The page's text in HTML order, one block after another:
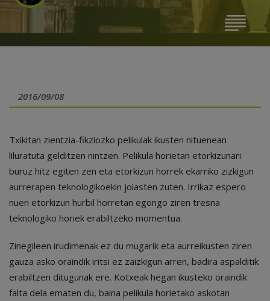
2016/09/08
Txikitan zientzia-fikziozko pelikulak ikusten nituenean
liluratuta gelditzen nintzen. Pelikula horietan etorkizunari
buruz hitz egiten zen eta etorkizun horrek ekarriko zizkigun
aurrerapen teknologikoekin jolasten zuten. Irrikaz espero
nuen etorkizun hurbil horretan egongo ziren tresna
teknologiko horiek erabiltzeko momentua.
Zinegileen irudimenak ez du mugarik eta aurreikusten ziren
gauza asko oraindik iritsi ez zaizkigun arren, badira aspalditik
erabiltzen ditugunak ere. Kotxeak hegan ikusteko oraindik
falta dela ematen du, baina pelikula horietako askotan